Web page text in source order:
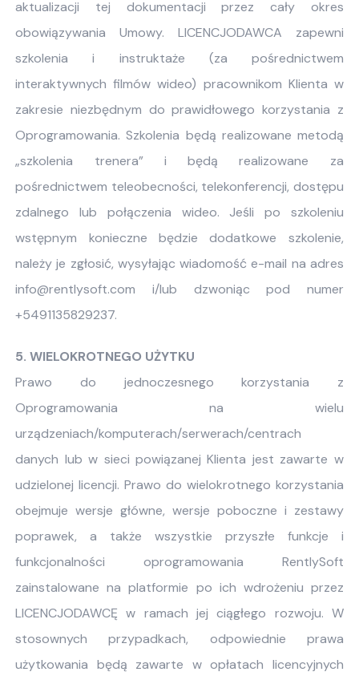
aktualizacji tej dokumentacji przez cały okres
obowiązywania Umowy. LICENCJODAWCA zapewni
szkolenia i instruktaże (za pośrednictwem
interaktywnych filmów wideo) pracownikom Klienta w
zakresie niezbędnym do prawidłowego korzystania z
Oprogramowania. Szkolenia będą realizowane metodą
„szkolenia trenera” i będą realizowane za
pośrednictwem teleobecności, telekonferencji, dostępu
zdalnego lub połączenia wideo. Jeśli po szkoleniu
wstępnym konieczne będzie dodatkowe szkolenie,
należy je zgłosić, wysyłając wiadomość e-mail na adres
info@rentlysoft.com i/lub dzwoniąc pod numer
+5491135829237.
5. WIELOKROTNEGO UŻYTKU
Prawo do jednoczesnego korzystania z
Oprogramowania na wielu
urządzeniach/komputerach/serwerach/centrach
danych lub w sieci powiązanej Klienta jest zawarte w
udzielonej licencji. Prawo do wielokrotnego korzystania
obejmuje wersje główne, wersje poboczne i zestawy
poprawek, a także wszystkie przyszłe funkcje i
funkcjonalności oprogramowania RentlySoft
zainstalowane na platformie po ich wdrożeniu przez
LICENCJODAWCĘ w ramach jej ciągłego rozwoju. W
stosownych przypadkach, odpowiednie prawa
użytkowania będą zawarte w opłatach licencyjnych